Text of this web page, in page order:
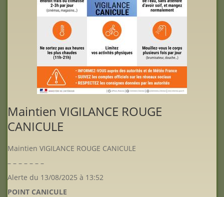
Maintien VIGILANCE ROUGE
CANICULE
Maintien VIGILANCE ROUGE CANICULE
– – – – – – –
Alerte du 13/08/2025 à 13:52
POINT CANICULE